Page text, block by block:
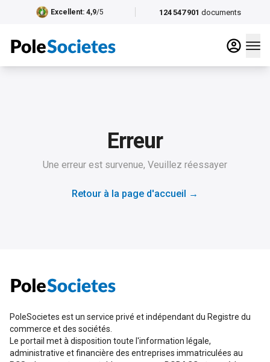
124 547 901 documents
Excellent: 4,9/5
Erreur
Une erreur est survenue, Veuillez réessayer
Retour à la page d'accueil →
PoleSocietes est un service privé et indépendant du Registre du
commerce et des sociétés.
Le portail met à disposition toute l'information légale,
administrative et financière des entreprises immatriculées au